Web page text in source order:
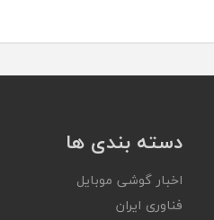
دسته بندی ها
اخبار گوشی موبایل
فناوری ایران